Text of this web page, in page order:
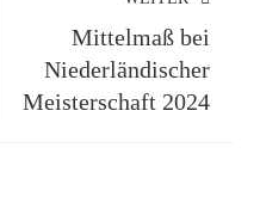
Mittelmaß bei
Niederländischer
Meisterschaft 2024